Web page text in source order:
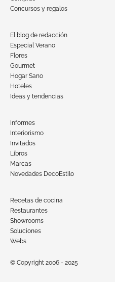
Concursos y regalos
El blog de redacción
Especial Verano
Flores
Gourmet
Hogar Sano
Hoteles
Ideas y tendencias
Informes
Interiorismo
Invitados
Libros
Marcas
Novedades DecoEstilo
Recetas de cocina
Restaurantes
Showrooms
Soluciones
Webs
© Copyright 2006 - 2025